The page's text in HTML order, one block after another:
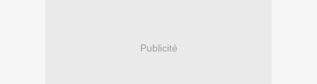
Publicité